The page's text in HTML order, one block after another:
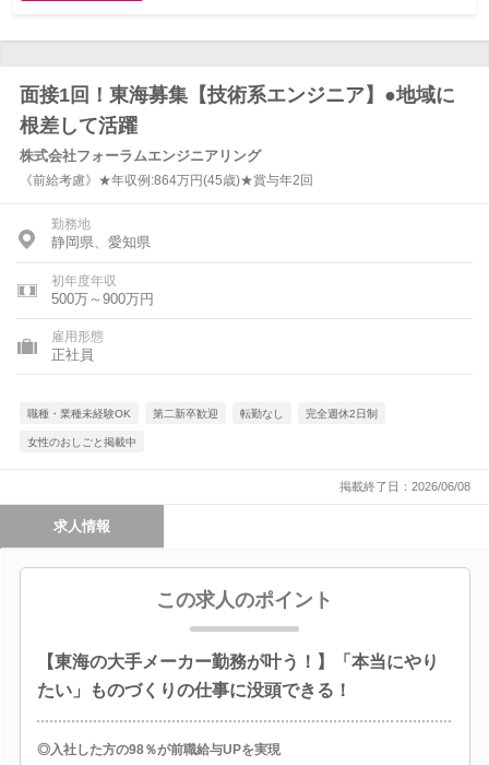
面接1回！東海募集【技術系エンジニア】●地域に
根差して活躍
株式会社フォーラムエンジニアリング
《前給考慮》★年収例:864万円(45歳)★賞与年2回
勤務地
静岡県、愛知県
初年度年収
500万～900万円
雇用形態
正社員
職種・業種未経験OK 第二新卒歓迎 転勤なし 完全週休2日制
女性のおしごと掲載中
掲載終了日：2026/06/08
求人情報
この求人のポイント
【東海の大手メーカー勤務が叶う！】「本当にやり
たい」ものづくりの仕事に没頭できる！
◎入社した方の98％が前職給与UPを実現